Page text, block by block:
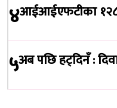
४आईआईएफटीका १२८
५अब पछि हट्दिनँ :